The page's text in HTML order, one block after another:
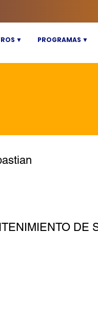
▼ PROGRAMAS ▼
DE